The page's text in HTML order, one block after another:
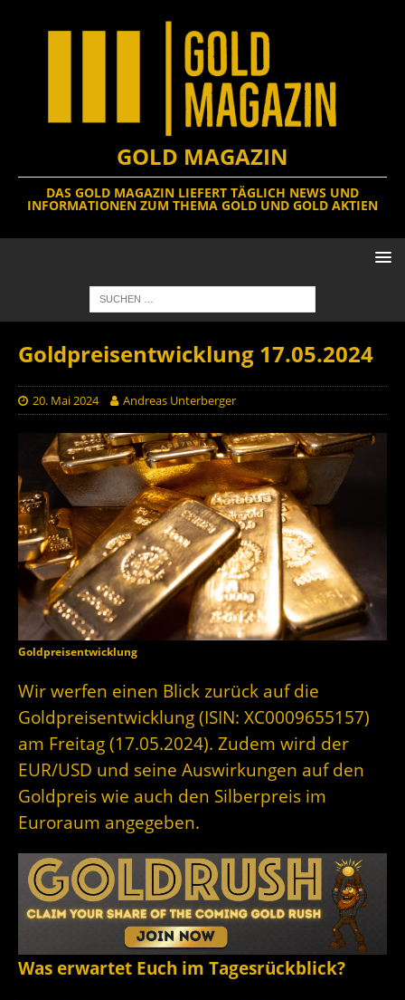
GOLD MAGAZIN
DAS GOLD MAGAZIN LIEFERT TÄGLICH NEWS UND
INFORMATIONEN ZUM THEMA GOLD UND GOLD AKTIEN
Goldpreisentwicklung 17.05.2024
20. Mai 2024 Andreas Unterberger
Goldpreisentwicklung
Wir werfen einen Blick zurück auf die
Goldpreisentwicklung (ISIN: XC0009655157)
am Freitag (17.05.2024). Zudem wird der
EUR/USD und seine Auswirkungen auf den
Goldpreis wie auch den Silberpreis im
Euroraum angegeben.
Was erwartet Euch im Tagesrückblick?